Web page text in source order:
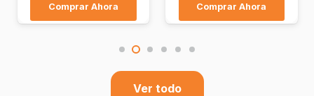
Comprar Ahora Comprar Ahora
Ver todo